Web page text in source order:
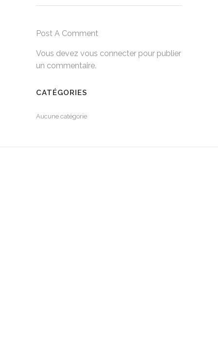
Post A Comment
Vous devez vous connecter pour publier
un commentaire.
CATÉGORIES
Aucune catégorie